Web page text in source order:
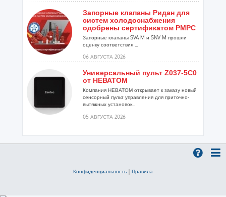
Запорные клапаны Ридан для
систем холодоснабжения
одобрены сертификатом РМРС
Запорные клапаны SVA M и SNV M прошли
оценку соответствия ...
06 АВГУСТА 2026
Универсальный пульт Z037-5C0
от НЕВАТОМ
Компания НЕВАТОМ открывает к заказу новый
сенсорный пульт управления для приточно-
вытяжных установок...
05 АВГУСТА 2026
расширения ...
Конфиденциальность | Правила